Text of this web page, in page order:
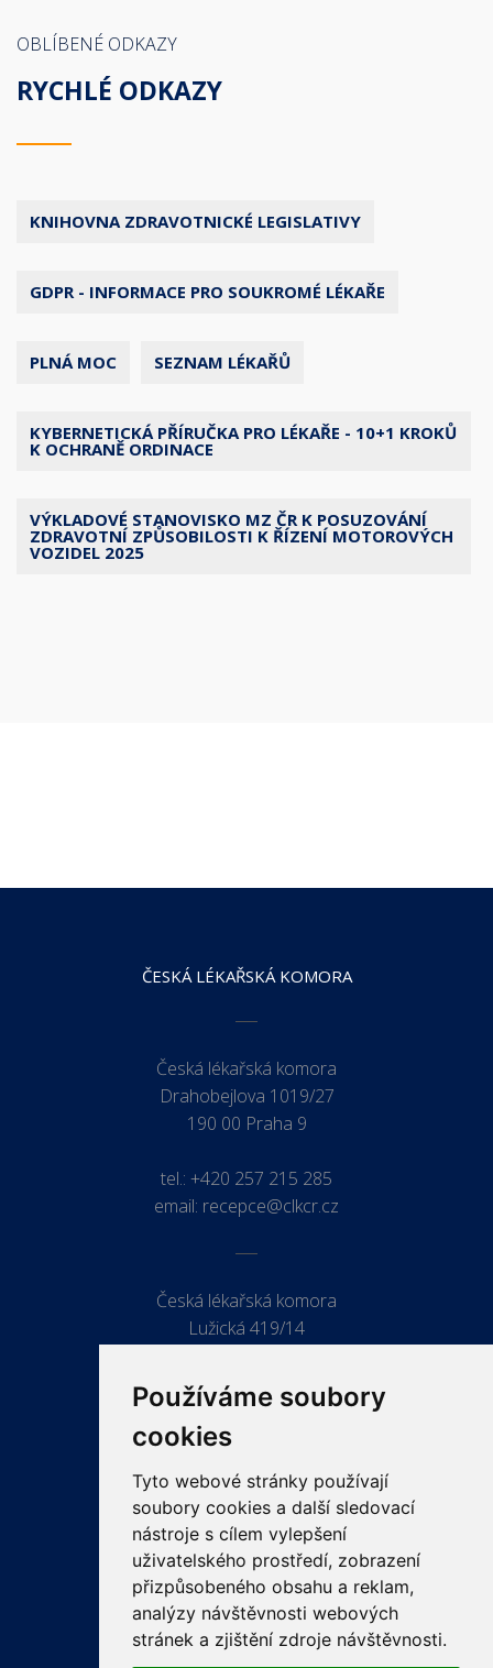
Používáme soubory
cookies
Tyto webové stránky používají
soubory cookies a další sledovací
nástroje s cílem vylepšení
uživatelského prostředí, zobrazení
přizpůsobeného obsahu a reklam,
analýzy návštěvnosti webových
stránek a zjištění zdroje návštěvnosti.
OBLÍBENÉ ODKAZY
RYCHLÉ ODKAZY
KNIHOVNA ZDRAVOTNICKÉ LEGISLATIVY
GDPR - INFORMACE PRO SOUKROMÉ LÉKAŘE
PLNÁ MOC SEZNAM LÉKAŘŮ
KYBERNETICKÁ PŘÍRUČKA PRO LÉKAŘE - 10+1 KROKŮ
K OCHRANĚ ORDINACE
VÝKLADOVÉ STANOVISKO MZ ČR K POSUZOVÁNÍ
ZDRAVOTNÍ ZPŮSOBILOSTI K ŘÍZENÍ MOTOROVÝCH
VOZIDEL 2025
ČESKÁ LÉKAŘSKÁ KOMORA
Česká lékařská komora
Drahobejlova 1019/27
190 00 Praha 9
tel.: +420 257 215 285
email: recepce@clkcr.cz
Česká lékařská komora
Lužická 419/14
ODKAZY
PRO LÉKAŘE
PRO VEŘEJNOST
VZDĚLÁVÁNÍ